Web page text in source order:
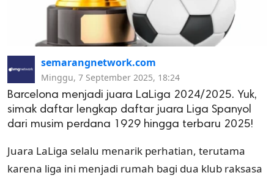
semarangnetwork.com
Minggu, 7 September 2025, 18:24
Barcelona menjadi juara LaLiga 2024/2025. Yuk,
simak daftar lengkap daftar juara Liga Spanyol
dari musim perdana 1929 hingga terbaru 2025!
Juara LaLiga selalu menarik perhatian, terutama
karena liga ini menjadi rumah bagi dua klub raksasa